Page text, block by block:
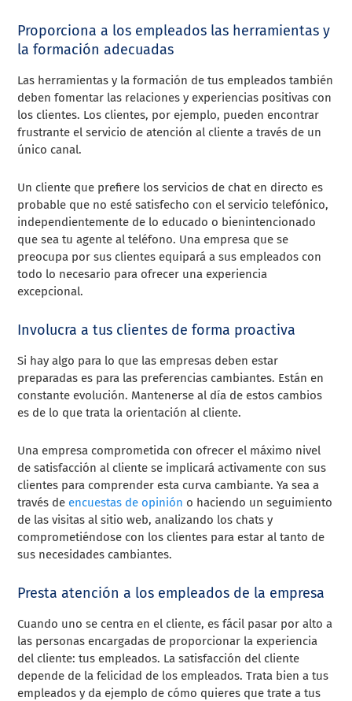
Proporciona a los empleados las herramientas y
la formación adecuadas
Las herramientas y la formación de tus empleados también
deben fomentar las relaciones y experiencias positivas con
los clientes. Los clientes, por ejemplo, pueden encontrar
frustrante el servicio de atención al cliente a través de un
único canal.
Un cliente que prefiere los servicios de chat en directo es
probable que no esté satisfecho con el servicio telefónico,
independientemente de lo educado o bienintencionado
que sea tu agente al teléfono. Una empresa que se
preocupa por sus clientes equipará a sus empleados con
todo lo necesario para ofrecer una experiencia
excepcional.
Involucra a tus clientes de forma proactiva
Si hay algo para lo que las empresas deben estar
preparadas es para las preferencias cambiantes. Están en
constante evolución. Mantenerse al día de estos cambios
es de lo que trata la orientación al cliente.
Una empresa comprometida con ofrecer el máximo nivel
de satisfacción al cliente se implicará activamente con sus
clientes para comprender esta curva cambiante. Ya sea a
través de encuestas de opinión o haciendo un seguimiento
de las visitas al sitio web, analizando los chats y
comprometiéndose con los clientes para estar al tanto de
sus necesidades cambiantes.
Presta atención a los empleados de la empresa
Cuando uno se centra en el cliente, es fácil pasar por alto a
las personas encargadas de proporcionar la experiencia
del cliente: tus empleados. La satisfacción del cliente
depende de la felicidad de los empleados. Trata bien a tus
empleados y da ejemplo de cómo quieres que trate a tus